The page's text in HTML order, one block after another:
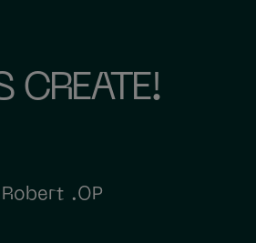
CREATE!
Robert .OP